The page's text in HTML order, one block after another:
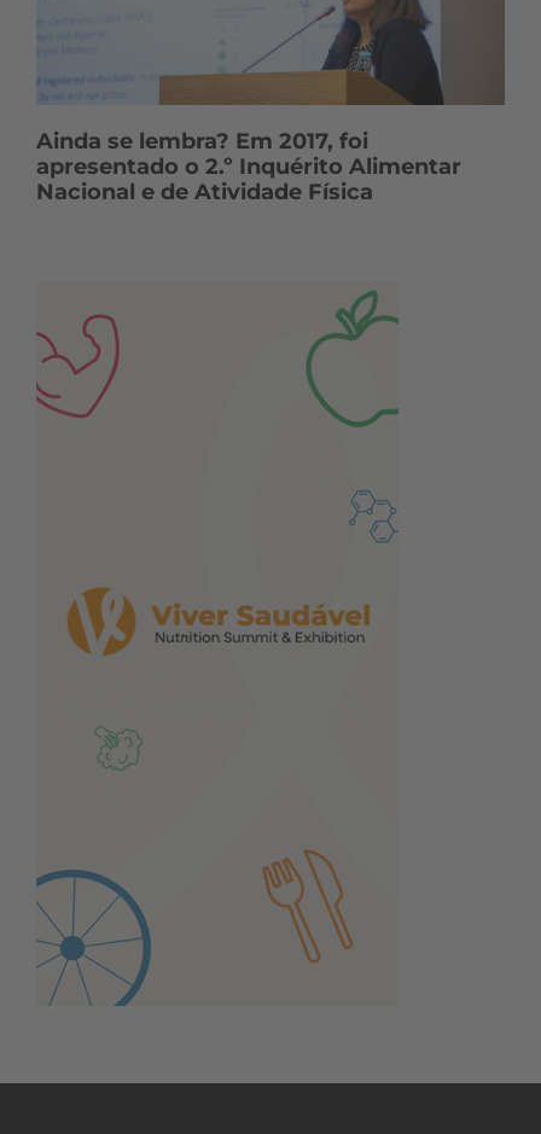
Ainda se lembra? Em 2017, foi
apresentado o 2.º Inquérito Alimentar
Nacional e de Atividade Física